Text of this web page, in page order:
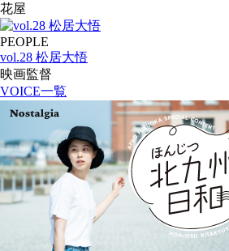
花屋
PEOPLE
vol.28 松居大悟
映画監督
VOICE一覧